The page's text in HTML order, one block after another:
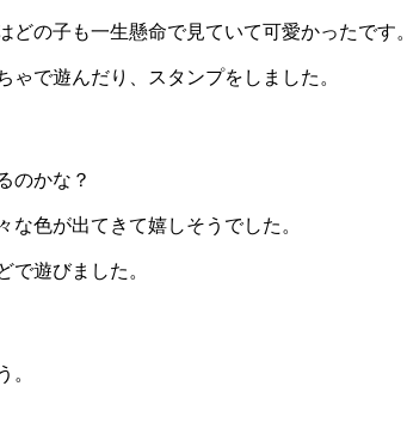
どの子も一生懸命で見ていて可愛かったです。
ゃで遊んだり、スタンプをしました。
のかな？
な色が出てきて嬉しそうでした。
で遊びました。
。